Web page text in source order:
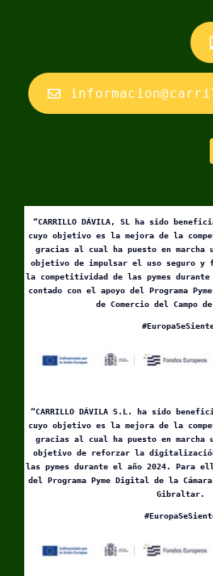
“CARRILLO DÁVILA, SL ha sido
cuyo objetivo es la mejora de la
gracias al cual ha puesto en marcha
objetivo de impulsar el uso seguro y
la competitividad de las pymes
contado con el apoyo del Programa
de Comercio del Campo
“CARRILLO DÁVILA S.L. ha sido
cuyo objetivo es la mejora de la
gracias al cual ha puesto en marcha
objetivo de reforzar la
las pymes durante el año 2024. Para
del Programa Pyme Digital de la
Gibraltar.